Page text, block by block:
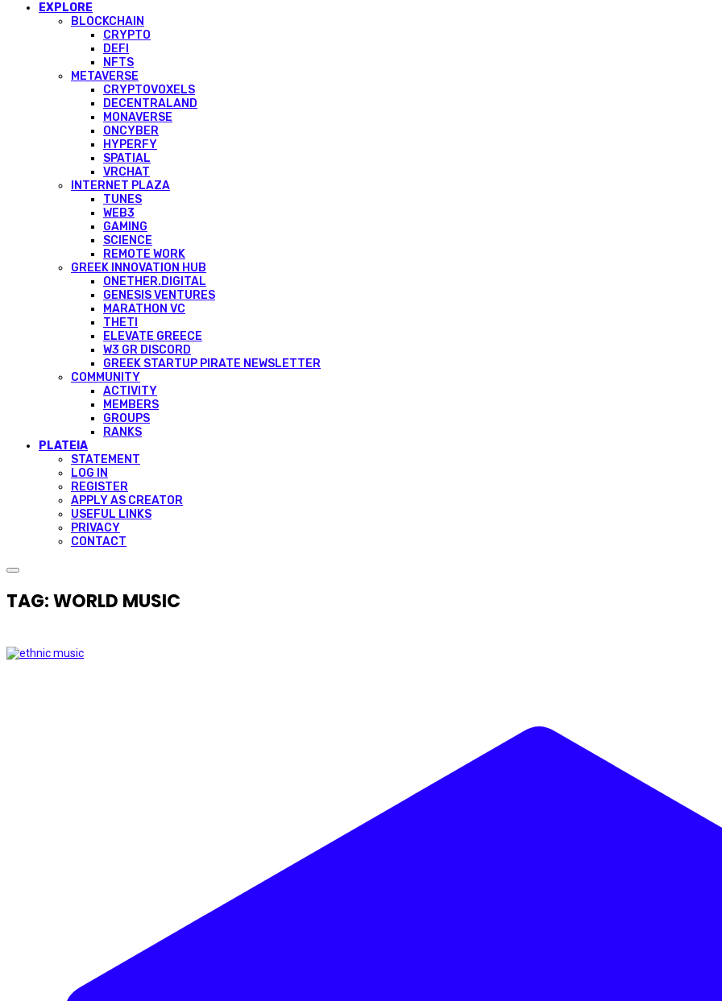
EXPLORE
BLOCKCHAIN
CRYPTO
DEFI
NFTS
METAVERSE
CRYPTOVOXELS
DECENTRALAND
MONAVERSE
ONCYBER
HYPERFY
SPATIAL
VRCHAT
INTERNET PLAZA
TUNES
WEB3
GAMING
SCIENCE
REMOTE WORK
GREEK INNOVATION HUB
ONETHER.DIGITAL
GENESIS VENTURES
MARATHON VC
THETI
ELEVATE GREECE
W3 GR DISCORD
GREEK STARTUP PIRATE NEWSLETTER
COMMUNITY
ACTIVITY
MEMBERS
GROUPS
RANKS
PLATEIA
STATEMENT
LOG IN
REGISTER
APPLY AS CREATOR
USEFUL LINKS
PRIVACY
CONTACT
TAG: WORLD MUSIC